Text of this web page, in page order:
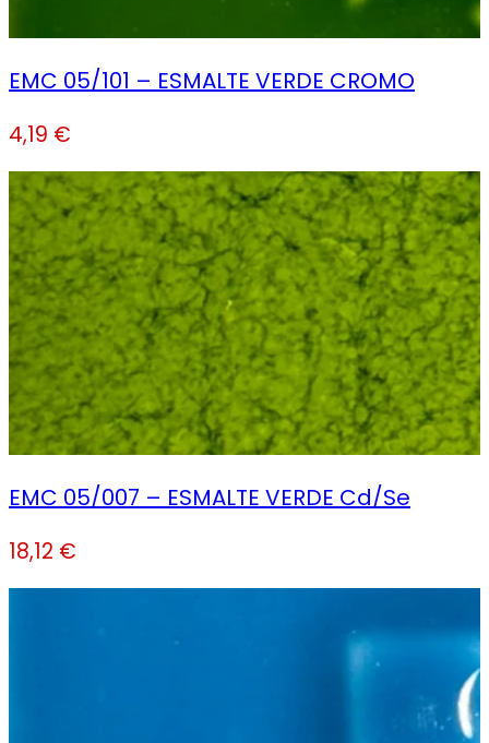
EMC 05/101 – ESMALTE VERDE CROMO
4,19 €
EMC 05/007 – ESMALTE VERDE Cd/Se
18,12 €